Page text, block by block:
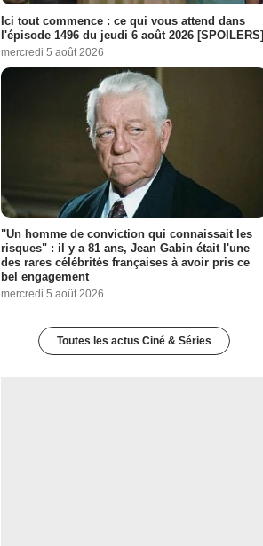
Ici tout commence : ce qui vous attend dans
l'épisode 1496 du jeudi 6 août 2026 [SPOILERS]
mercredi 5 août 2026
"Un homme de conviction qui connaissait les
risques" : il y a 81 ans, Jean Gabin était l'une
des rares célébrités françaises à avoir pris ce
bel engagement
mercredi 5 août 2026
Toutes les actus Ciné & Séries